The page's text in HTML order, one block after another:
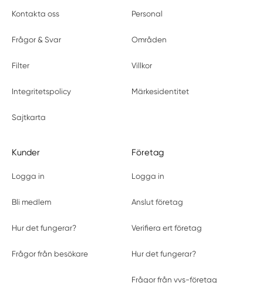
Kontakta oss Personal
Frågor & Svar Områden
Filter Villkor
Integritetspolicy Märkesidentitet
Sajtkarta
Kunder
Logga in
Bli medlem
Hur det fungerar?
Frågor från besökare
Företag
Logga in
Anslut företag
Verifiera ert företag
Hur det fungerar?
Frågor från vvs-företag